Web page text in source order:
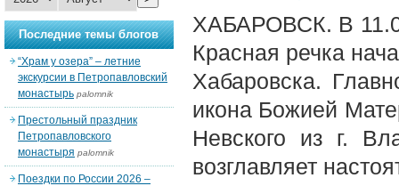
ХАБАРОВСК. В
Красная речка
Хабаровска.
икона Божией
Невского из г.
возглавляет
Последние темы блогов
“Храм у озера” – летние
экскурсии в Петропавловский
монастырь palomnik
Престольный праздник
Петропавловского
монастыря palomnik
Поездки по России 2026 –